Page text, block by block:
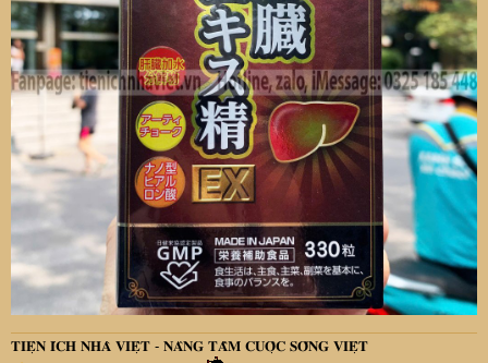
𝐓𝐈𝐄̣̂𝐍 𝐈́𝐂𝐇 𝐍𝐇𝐀̀ 𝐕𝐈𝐄̣̂𝐓 - 𝐍𝐀̂𝐍𝐆 𝐓𝐀̂̀𝐌 𝐂𝐔𝐎̣̂𝐂 𝐒𝐎̂́𝐍𝐆 𝐕𝐈𝐄̣̂𝐓